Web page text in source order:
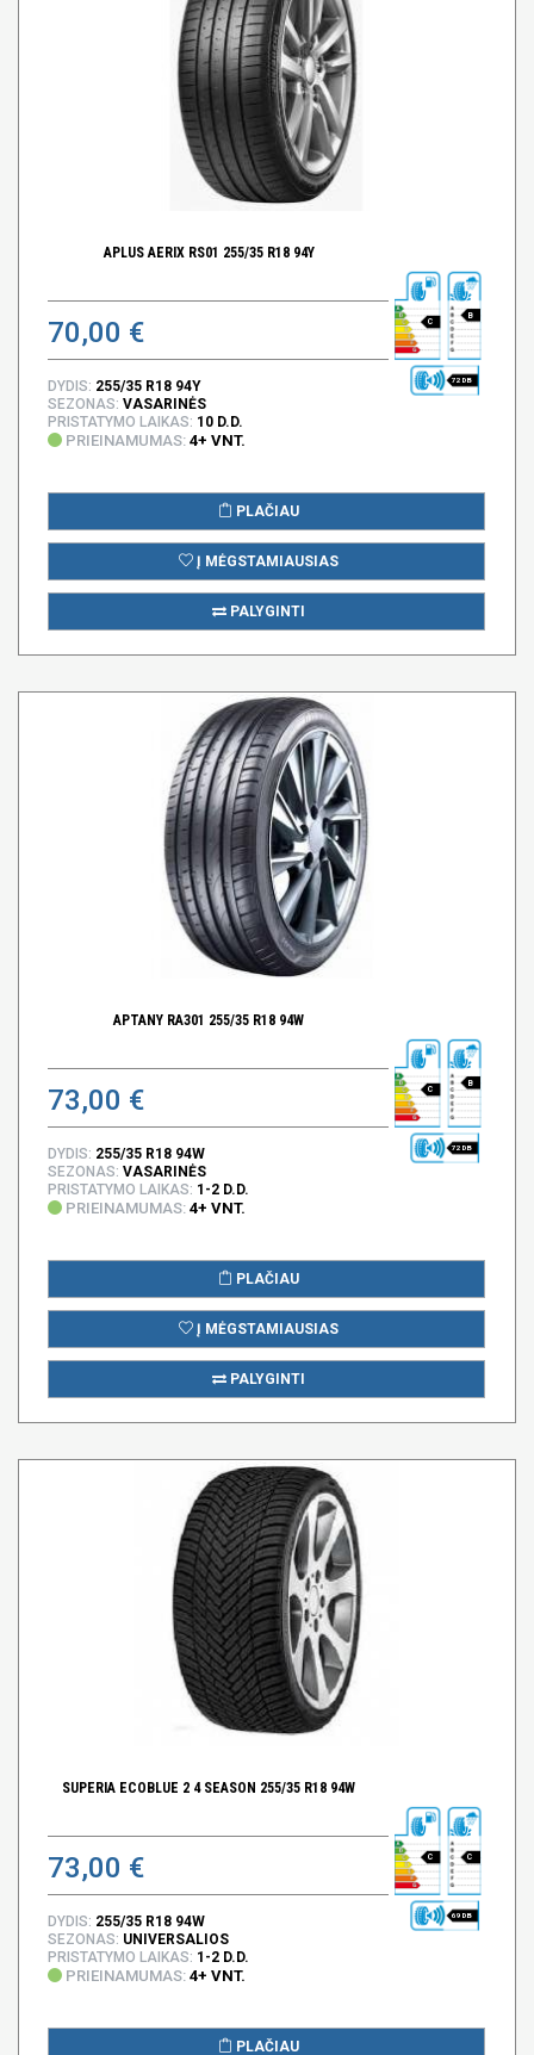
APLUS AERIX RS01 255/35 R18 94Y
70,00 € C
B
72 DB
DYDIS: 255/35 R18 94Y
SEZONAS: VASARINĖS
PRISTATYMO LAIKAS: 10 D.D.
PRIEINAMUMAS: 4+ VNT.
PLAČIAU
Į MĖGSTAMIAUSIAS
PALYGINTI
APTANY RA301 255/35 R18 94W
73,00 € C
B
72 DB
DYDIS: 255/35 R18 94W
SEZONAS: VASARINĖS
PRISTATYMO LAIKAS: 1-2 D.D.
PRIEINAMUMAS: 4+ VNT.
PLAČIAU
Į MĖGSTAMIAUSIAS
PALYGINTI
SUPERIA ECOBLUE 2 4 SEASON 255/35 R18 94W
73,00 € C C
69 DB
DYDIS: 255/35 R18 94W
SEZONAS: UNIVERSALIOS
PRISTATYMO LAIKAS: 1-2 D.D.
PRIEINAMUMAS: 4+ VNT.
PLAČIAU